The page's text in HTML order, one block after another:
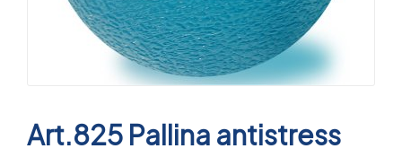
Art.825 Pallina antistress